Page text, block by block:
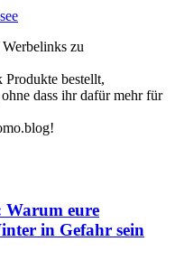
zu
bestellt,
dass ihr dafür mehr für
Warum eure
in Gefahr sein